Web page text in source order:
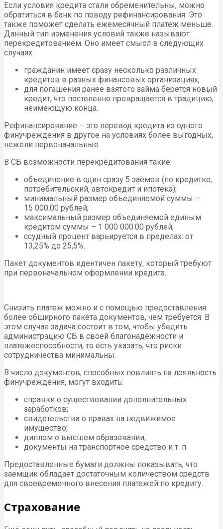
Если условия кредита стали обременительны, можно
обратиться в банк по поводу рефинансирования. Это
также поможет сделать ежемесячный платеж меньше.
Данный тип изменения условий также называют
перекредитованием. Оно имеет смысл в следующих
случаях:
гражданин имеет сразу несколько различных
кредитов в разных финансовых организациях;
для погашения ранее взятого займа берётся новый
кредит, что постепенно превращается в традицию,
неимеющую конца.
Рефинансирование – это перевод кредита из одного
финучреждения в другое на условиях более выгодных,
нежели первоначальные.
В СБ возможности перекредитования такие:
объединение в один сразу 5 заёмов (по кредитке,
потребительский, автокредит и ипотека);
минимальный размер объединяемой суммы –
15 000.00 рублей;
максимальный размер объединяемой единым
кредитом суммы – 1 000 000.00 рублей;
ссудный процент варьируется в пределах: от
13,25% до 25,5%.
Пакет документов идентичен пакету, который требуют
при первоначальном оформлении кредита.
Снизить платеж можно и с помощью предоставления
более обширного пакета документов, чем требуется. В
этом случае задача состоит в том, чтобы убедить
администрацию СБ в своей благонадёжности и
платежеспособности, то есть указать, что риски
сотрудничества минимальны.
В число документов, способных повлиять на лояльность
финучреждения, могут входить:
справки о существовании дополнительных
заработков;
свидетельства о правах на недвижимое
имущество;
диплом о высшем образовании;
документы на транспортное средство и т. п.
Предоставленные бумаги должны показывать, что
заёмщик обладает достаточным количеством средств
для своевременного внесения платежей по кредиту.
Страхование